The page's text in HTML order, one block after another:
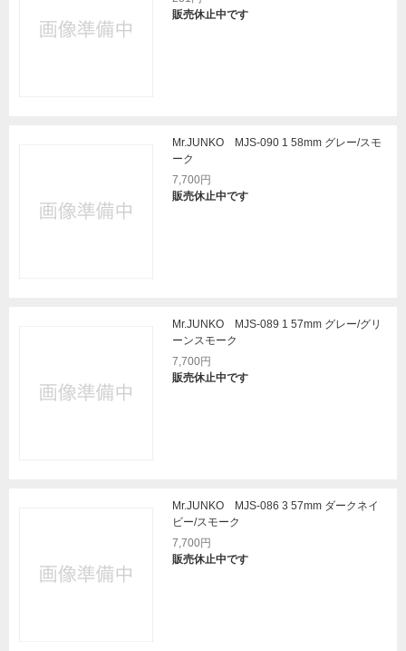
販売休止中です
Mr.JUNKO MJS-090 1 58mm グレー/スモ
ーク
7,700円
販売休止中です
Mr.JUNKO MJS-089 1 57mm グレー/グリ
ーンスモーク
7,700円
販売休止中です
Mr.JUNKO MJS-086 3 57mm ダークネイ
ビー/スモーク
7,700円
販売休止中です